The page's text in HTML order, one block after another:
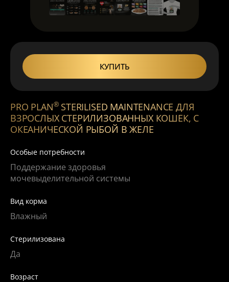
КУПИТЬ
PRO PLAN®STERILISED MAINTENANCE ДЛЯ
ВЗРОСЛЫХ СТЕРИЛИЗОВАННЫХ КОШЕК, С
ОКЕАНИЧЕСКОЙ РЫБОЙ В ЖЕЛЕ
Особые потребности
Поддержание здоровья
мочевыделительной системы
Вид корма
Влажный
Cтерилизована
Да
Возраст